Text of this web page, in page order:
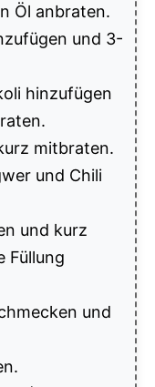
Öl anbraten.
und 3-
hinzufügen
mitbraten.
und Chili
und kurz
Füllung
und